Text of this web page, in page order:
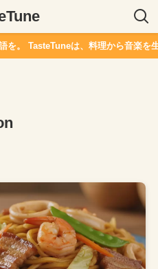
。 TasteTuneは、料理から音楽を生